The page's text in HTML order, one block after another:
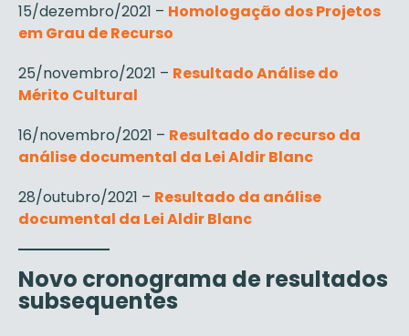
15/dezembro/2021 – Homologação dos Projetos
em Grau de Recurso
25/novembro/2021 – Resultado Análise do
Mérito Cultural
16/novembro/2021 – Resultado do recurso da
análise documental da Lei Aldir Blanc
28/outubro/2021 – Resultado da análise
documental da Lei Aldir Blanc
Novo cronograma de resultados
subsequentes